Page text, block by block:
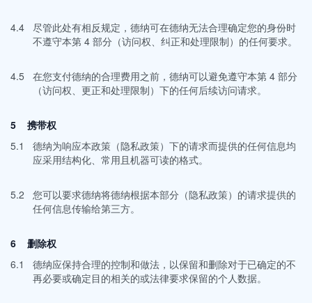
4.4尽管此处有相反规定，德纳可在德纳无法合理确定您的身份时
不遵守本第 4 部分（访问权、纠正和处理限制）的任何要求。
4.5在您支付德纳的合理费用之前，德纳可以避免遵守本第 4 部分
（访问权、更正和处理限制）下的任何后续访问请求。
5 携带权
5.1德纳为响应本政策（隐私政策）下的请求而提供的任何信息均
应采用结构化、常用且机器可读的格式。
5.2您可以要求德纳将德纳根据本部分（隐私政策）的请求提供的
任何信息传输给第三方。
6 删除权
6.1德纳应保持合理的控制和做法，以保留和删除对于已确定的不
再必要或确定目的相关的或法律要求保留的个人数据。